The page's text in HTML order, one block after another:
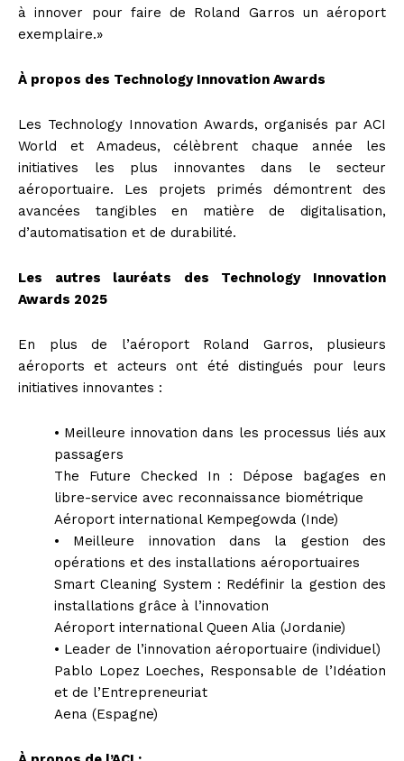
à innover pour faire de Roland Garros un aéroport
exemplaire.»
À propos des Technology Innovation Awards
Les Technology Innovation Awards, organisés par ACI
World et Amadeus, célèbrent chaque année les
initiatives les plus innovantes dans le secteur
aéroportuaire. Les projets primés démontrent des
avancées tangibles en matière de digitalisation,
d’automatisation et de durabilité.
Les autres lauréats des Technology Innovation
Awards 2025
En plus de l’aéroport Roland Garros, plusieurs
aéroports et acteurs ont été distingués pour leurs
initiatives innovantes :
• Meilleure innovation dans les processus liés aux
passagers
The Future Checked In : Dépose bagages en
libre-service avec reconnaissance biométrique
Aéroport international Kempegowda (Inde)
• Meilleure innovation dans la gestion des
opérations et des installations aéroportuaires
Smart Cleaning System : Redéfinir la gestion des
installations grâce à l’innovation
Aéroport international Queen Alia (Jordanie)
• Leader de l’innovation aéroportuaire (individuel)
Pablo Lopez Loeches, Responsable de l’Idéation
et de l’Entrepreneuriat
Aena (Espagne)